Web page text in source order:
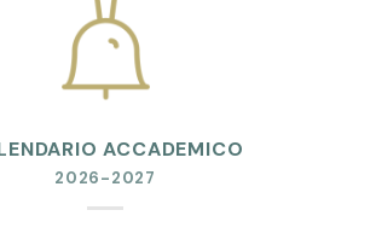
ACCADEMICO
2026-2027